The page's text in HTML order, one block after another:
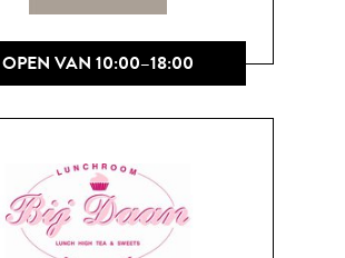
OPEN VAN 10:00–18:00